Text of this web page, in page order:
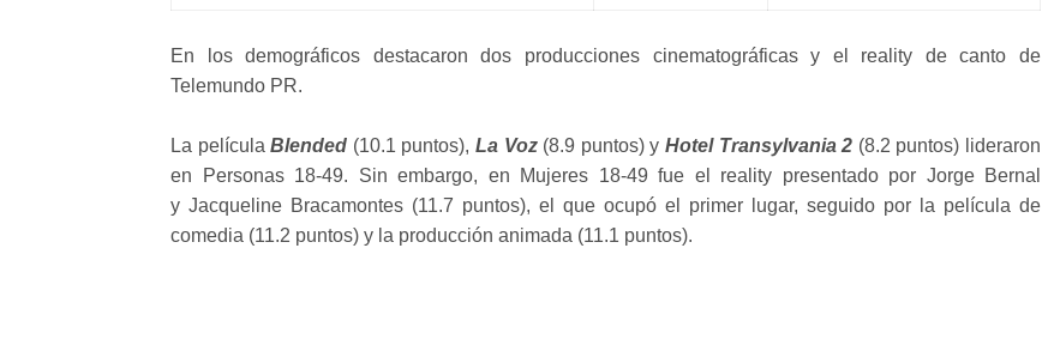
En los demográficos destacaron dos producciones cinematográficas y el reality de canto de
Telemundo PR.
La películaBlended (10.1 puntos),La Voz(8.9 puntos) yHotel Transylvania 2 (8.2 puntos) lideraron
en Personas 18-49. Sin embargo, en Mujeres 18-49 fue el reality presentado por Jorge Bernal
y Jacqueline Bracamontes (11.7 puntos), el que ocupó el primer lugar, seguido por la película de
comedia (11.2 puntos) y la producción animada (11.1 puntos).